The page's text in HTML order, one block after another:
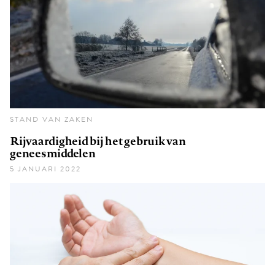
STAND VAN ZAKEN
Rijvaardigheid bij het gebruik van
geneesmiddelen
5 JANUARI 2022